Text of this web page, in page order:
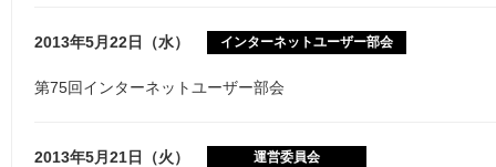
2013年5月22日（水） インターネットユーザー部会
第75回インターネットユーザー部会
2013年5月21日（火） 運営委員会